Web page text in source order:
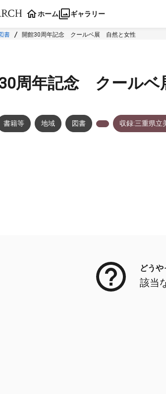
ホーム ギャラリー
書 開館30周年記念 クールベ展 自然と女性
周年記念 クール
書籍等 地域 図書 収録:三重県立
どう
該当